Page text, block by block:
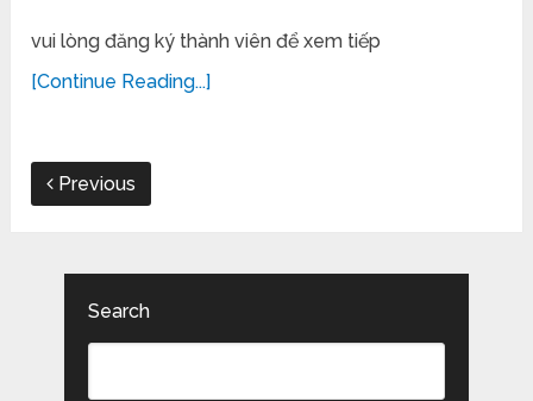
vui lòng đăng ký thành viên để xem tiếp
[Continue Reading...]
Previous
Search